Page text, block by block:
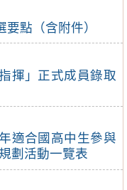
要點（含附件）
揮」正式成員錄取
適合國高中生參與
劃活動一覽表